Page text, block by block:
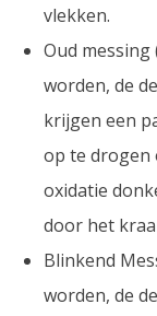
vlekken.
Oud messing
worden, de
krijgen een
op te drogen
oxidatie
door het
Blinkend
worden, de